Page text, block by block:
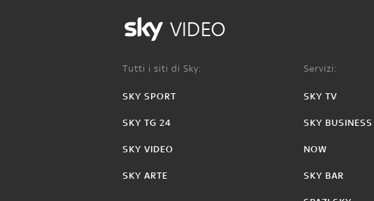
VIDEO
Tutti i siti di Sky:
SKY SPORT
SKY TG 24
SKY VIDEO
SKY ARTE
Servizi:
SKY TV
SKY BUSINESS
NOW
SKY BAR